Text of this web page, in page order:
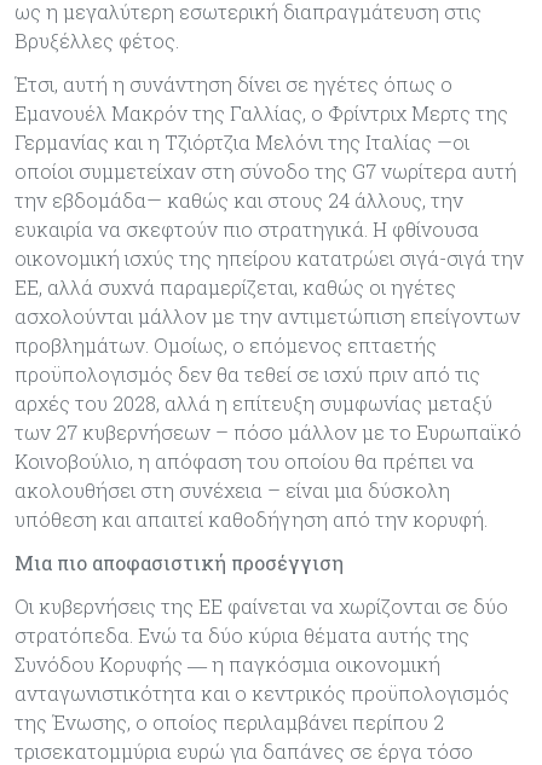
ως η μεγαλύτερη εσωτερική διαπραγμάτευση στις
Βρυξέλλες φέτος.
Έτσι, αυτή η συνάντηση δίνει σε ηγέτες όπως ο
Εμανουέλ Μακρόν της Γαλλίας, ο Φρίντριχ Μερτς της
Γερμανίας και η Τζιόρτζια Μελόνι της Ιταλίας —οι
οποίοι συμμετείχαν στη σύνοδο της G7 νωρίτερα αυτή
την εβδομάδα— καθώς και στους 24 άλλους, την
ευκαιρία να σκεφτούν πιο στρατηγικά. Η φθίνουσα
οικονομική ισχύς της ηπείρου κατατρώει σιγά-σιγά την
ΕΕ, αλλά συχνά παραμερίζεται, καθώς οι ηγέτες
ασχολούνται μάλλον με την αντιμετώπιση επείγοντων
προβλημάτων. Ομοίως, ο επόμενος επταετής
προϋπολογισμός δεν θα τεθεί σε ισχύ πριν από τις
αρχές του 2028, αλλά η επίτευξη συμφωνίας μεταξύ
των 27 κυβερνήσεων – πόσο μάλλον με το Ευρωπαϊκό
Κοινοβούλιο, η απόφαση του οποίου θα πρέπει να
ακολουθήσει στη συνέχεια – είναι μια δύσκολη
υπόθεση και απαιτεί καθοδήγηση από την κορυφή.
Μια πιο αποφασιστική προσέγγιση
Οι κυβερνήσεις της ΕΕ φαίνεται να χωρίζονται σε δύο
στρατόπεδα. Ενώ τα δύο κύρια θέματα αυτής της
Συνόδου Κορυφής ― η παγκόσμια οικονομική
ανταγωνιστικότητα και ο κεντρικός προϋπολογισμός
της Ένωσης, ο οποίος περιλαμβάνει περίπου 2
τρισεκατομμύρια ευρώ για δαπάνες σε έργα τόσο